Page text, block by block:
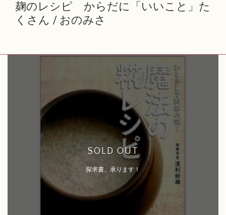
麹のレシピ からだに「いいこと」た
くさん / おのみさ
SOLD OUT
探求書、承ります！